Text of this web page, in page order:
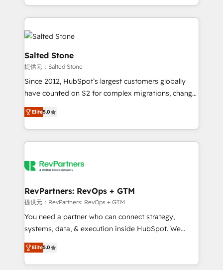
and 370+ specialists across EMEA, APAC and NAM,
we de-risk complex CRM programmes and
accelerate ROI across every HubSpot Hub. 🧭 From
multi-region migrations to AI-powered automation,
we turn complexity into clarity, human at global
scale. 🏆 HubSpot’s CEO called us “the partner of the
future.” Others agree it is proof of trust built through
measurable impact.
Salted Stone
提供元：Salted Stone
Since 2012, HubSpot’s largest customers globally
have counted on S2 for complex migrations, change
management, systems integration, and creative
solutions that deliver measurable impact and
transform brand experiences As one of the few full-
service creative agencies in the HubSpot
winning design to build scalable, globally
marketing campaigns, & RevOps frameworks that
fuel long-term success We connect the entire
customer lifecycle through seamless integrations,
ensure long-term adoption with change-
and service to drive sustainable growth With 6 key
HubSpot accreditations and experience across
Elite5.0
RevPartners: RevOps + GTM
提供元：RevPartners: RevOps + GTM
You need a partner who can connect strategy,
systems, data, & execution inside HubSpot. We
bridge the gap where most agencies fall short by
combining GTM strategy with technical execution to
solve the right problem with the right solution. As the
Elite5.0